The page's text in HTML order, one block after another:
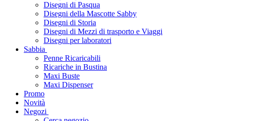
Disegni di Pasqua
Disegni della Mascotte Sabby
Disegni di Storia
Disegni di Mezzi di trasporto e Viaggi
Disegni per laboratori
Sabbia
Penne Ricaricabili
Ricariche in Bustina
Maxi Buste
Maxi Dispenser
Promo
Novità
Negozi